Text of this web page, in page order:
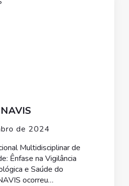
de 2024
Multidisciplinar de
Ênfase na Vigilância
e Saúde do
ocorreu…